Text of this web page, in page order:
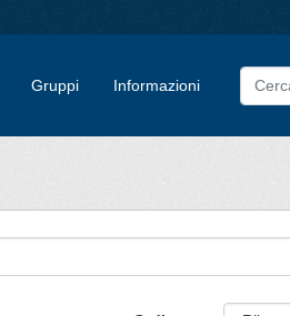
Gruppi Informazioni